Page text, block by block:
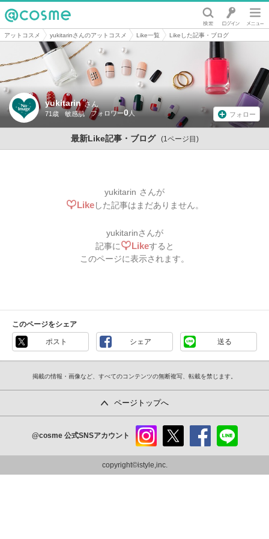
@cosme
アットコスメ yukitarinさんのアットコスメ Like一覧 Likeした記事・ブログ
yukitarin さん
71歳 敏感肌 0 フォロー
最新Like記事・ブログ (1ページ目)
yukitarin さんが
Likeした記事はまだありません。
yukitarinさんが
記事に
Likeすると
このページに表示されます。
このページをシェア
ポスト シェア 送る
掲載の情報・画像など、すべてのコンテンツの無断複写、転載を禁じます。
ページトップへ
@cosme 公式SNSアカウント
ram
copyright©istyle,inc.